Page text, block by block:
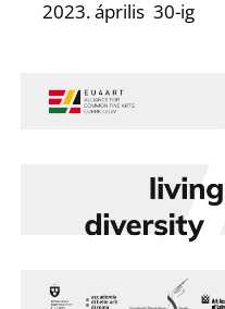
2023. április 30-ig